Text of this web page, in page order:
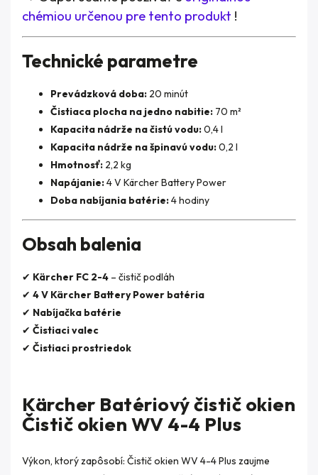
chémiou určenou pre tento produkt !
Technické parametre
Prevádzková doba: 20 minút
Čistiaca plocha na jedno nabitie: 70 m²
Kapacita nádrže na čistú vodu:0,4 l
Kapacita nádrže na špinavú vodu:0,2 l
Hmotnosť: 2,2 kg
Napájanie:4 V Kärcher Battery Power
Doba nabíjania batérie:4 hodiny
Obsah balenia
✔ Kärcher FC 2-4 – čistič podláh
✔ 4 V Kärcher Battery Power batéria
✔ Nabíjačka batérie
✔ Čistiaci valec
✔ Čistiaci prostriedok
Kärcher Batériový čistič okien
Čistič okien WV 4-4 Plus
Výkon, ktorý zapôsobí: Čistič okien WV 4-4 Plus zaujme